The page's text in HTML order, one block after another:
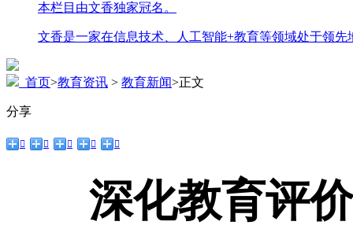
本栏目由文香独家冠名。
文香是一家在信息技术、人工智能+教育等领域处于领
首页>教育资讯 > 教育新闻>正文
分享
    
深化教育评